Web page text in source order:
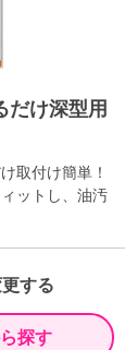
だけ深型用
取付け簡単！
ットし、油汚
する
探す